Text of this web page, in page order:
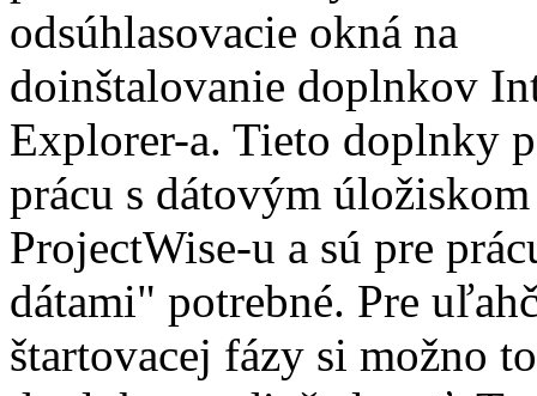
odsúhlasovacie okná na
doinštalovanie doplnkov
Explorer-a. Tieto doplnky
prácu s dátovým úložiskom
ProjectWise-u a sú pre
dátami" potrebné. Pre
štartovacej fázy si možno